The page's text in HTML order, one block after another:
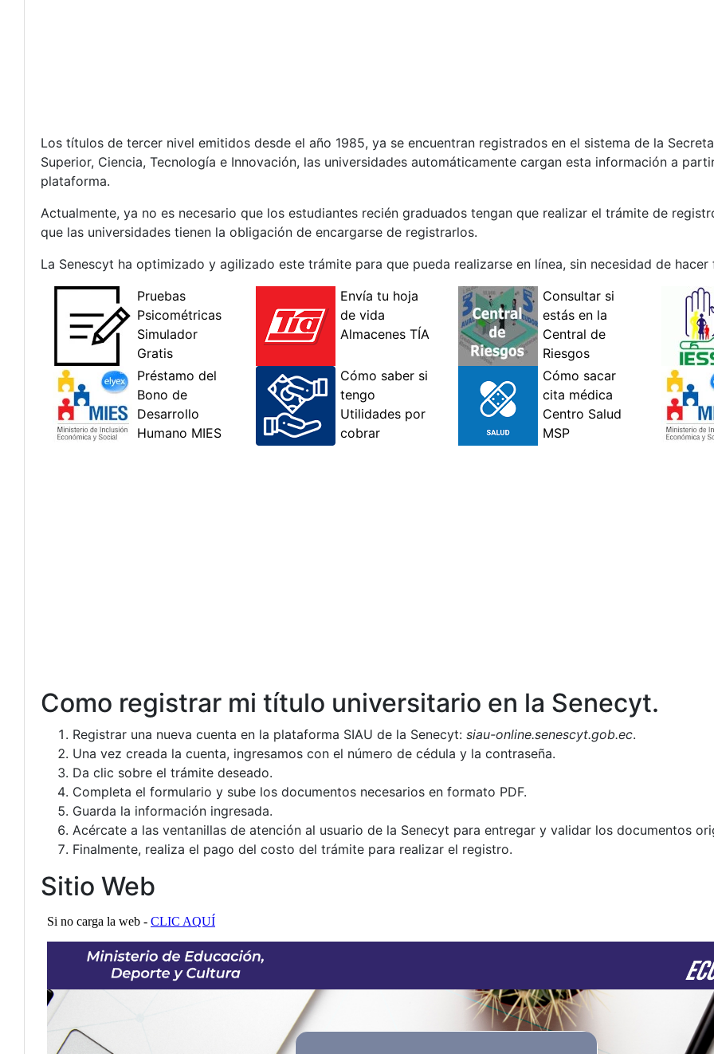
Los títulos de tercer nivel emitidos desde el año 1985, ya se encuentran registrados en el sistema de la
Superior, Ciencia, Tecnología e Innovación, las universidades automáticamente cargan esta información a
plataforma.
Actualmente, ya no es necesario que los estudiantes recién graduados tengan que realizar el trámite de
que las universidades tienen la obligación de encargarse de registrarlos.
La Senescyt ha optimizado y agilizado este trámite para que pueda realizarse en línea, sin necesidad de hacer
Como registrar mi título universitario en la Senecyt.
Registrar una nueva cuenta en la plataforma SIAU de la Senecyt: siau-online.senescyt.gob.ec.
Una vez creada la cuenta, ingresamos con el número de cédula y la contraseña.
Da clic sobre el trámite deseado.
Completa el formulario y sube los documentos necesarios en formato PDF.
Guarda la información ingresada.
Acércate a las ventanillas de atención al usuario de la Senecyt para entregar y validar los documentos
Finalmente, realiza el pago del costo del trámite para realizar el registro.
Sitio Web